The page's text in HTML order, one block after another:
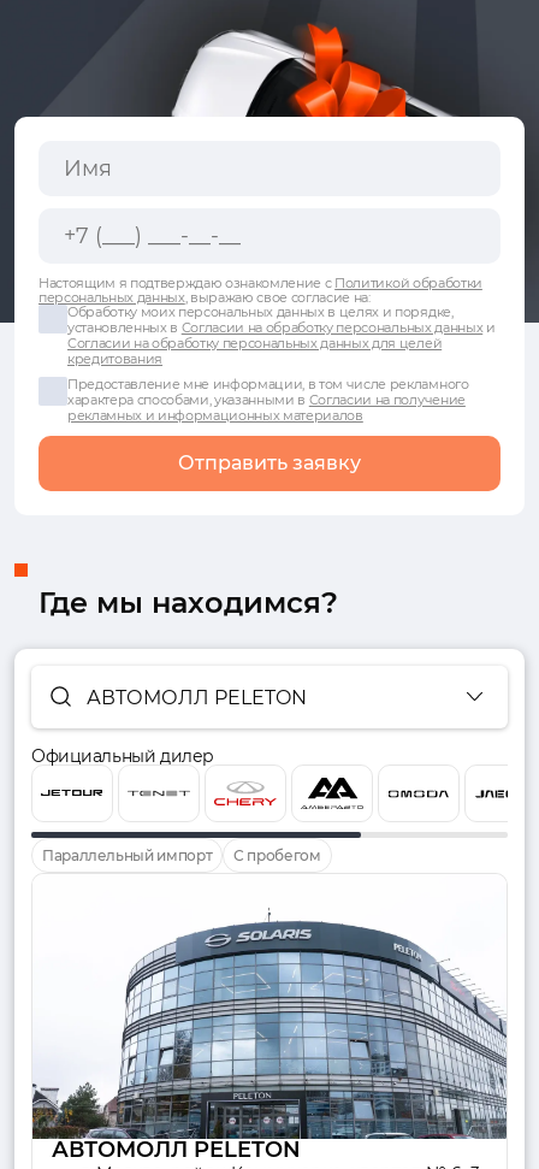
Настоящим я подтверждаю ознакомление с Политикой обработки
персональных данных, выражаю свое согласие на:
Обработку моих персональных данных в целях и порядке,
установленных в Согласии на обработку персональных данныхи
Согласии на обработку персональных данных для целей
кредитования
Предоставление мне информации, в том числе рекламного
характера способами, указанными в Согласии на получение
рекламных и информационных материалов
Отправить заявку
Где мы находимся?
АВТОМОЛЛ PELETON
Официальный дилер
Параллельный импорт С пробегом
АВТОМОЛЛ PELETON